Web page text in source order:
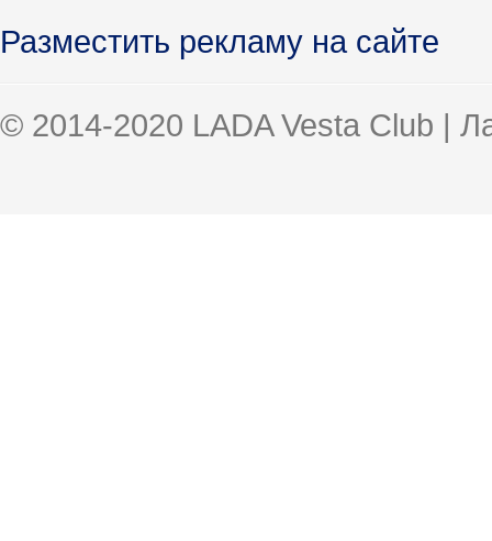
Разместить рекламу на сайте
© 2014-2020 LADA Vesta Club |